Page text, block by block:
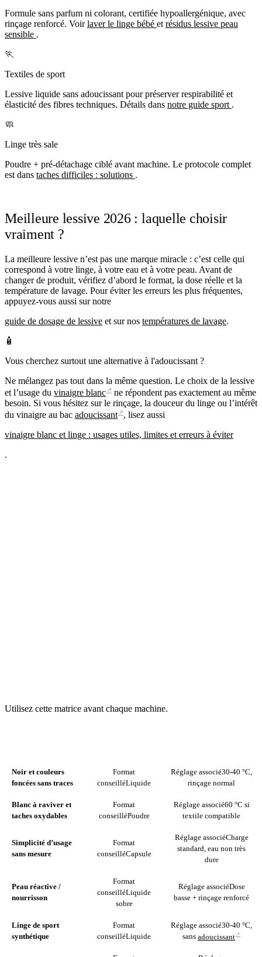
Formule sans parfum ni colorant, certifiée hypoallergénique, avec
rinçage renforcé. Voirlaver le linge bébé et résidus lessive peau
sensible .
🏃
Textiles de sport
Lessive liquide sans adoucissant pour préserver respirabilité et
élasticité des fibres techniques. Détails dans notre guide sport .
🧼
Linge très sale
Poudre + pré-détachage ciblé avant machine. Le protocole complet
est dans taches difficiles : solutions .
Meilleure lessive 2026 : laquelle choisir
vraiment ?
La meilleure lessive n’est pas une marque miracle : c’est celle qui
correspond à votre linge, à votre eau et à votre peau. Avant de
changer de produit, vérifiez d’abord le format, la dose réelle et la
température de lavage. Pour éviter les erreurs les plus fréquentes,
appuyez-vous aussi sur notre
guide de dosage de lessive et sur nos températures de lavage.
🧴
Vous cherchez surtout une alternative à l'adoucissant ?
Ne mélangez pas tout dans la même question. Le choix de la lessive
et l’usage du vinaigre blanc ↗ ne répondent pas exactement au même
besoin. Si vous hésitez sur le rinçage, la douceur du linge ou l’intérêt
du vinaigre au bac adoucissant ↗, lisez aussi
vinaigre blanc et linge : usages utiles, limites et erreurs à éviter
.
Utilisez cette matrice avant chaque machine.
Noir et couleurs
foncées sans traces
Format
conseilléLiquide
Réglage associé30-40 °C,
rinçage normal
Blanc à raviver et
taches oxydables
Format
conseilléPoudre
Réglage associé60 °C si
textile compatible
Simplicité d’usage
sans mesure
Format
conseilléCapsule
Réglage associéCharge
standard, eau non très
dure
Peau réactive /
nourrisson
Format
conseilléLiquide
sobre
Réglage associéDose
basse + rinçage renforcé
Linge de sport
synthétique
Format
conseilléLiquide
Réglage associé30-40 °C,
sans adoucissant ↗